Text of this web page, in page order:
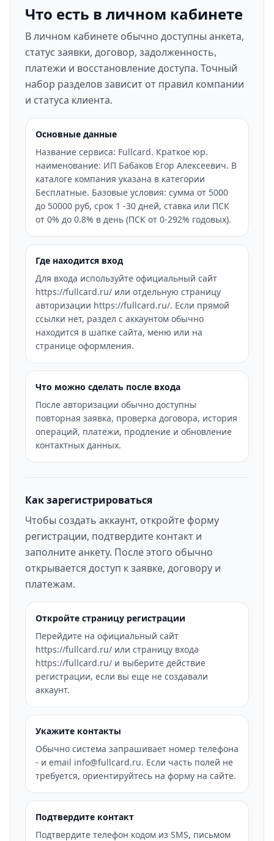
Что есть в личном кабинете
В личном кабинете обычно доступны анкета,
статус заявки, договор, задолженность,
платежи и восстановление доступа. Точный
набор разделов зависит от правил компании
и статуса клиента.
Основные данные
Название сервиса: Fullcard. Краткое юр.
наименование: ИП Бабаков Егор Алексеевич. В
каталоге компания указана в категории
Бесплатные. Базовые условия: сумма от 5000
до 50000 руб, срок 1 -30 дней, ставка или ПСК
от 0% до 0.8% в день (ПСК от 0-292% годовых).
Где находится вход
Для входа используйте официальный сайт
https://fullcard.ru/ или отдельную страницу
авторизации https://fullcard.ru/. Если прямой
ссылки нет, раздел с аккаунтом обычно
находится в шапке сайта, меню или на
странице оформления.
Что можно сделать после входа
После авторизации обычно доступны
повторная заявка, проверка договора, история
операций, платежи, продление и обновление
контактных данных.
Как зарегистрироваться
Чтобы создать аккаунт, откройте форму
регистрации, подтвердите контакт и
заполните анкету. После этого обычно
открывается доступ к заявке, договору и
платежам.
Откройте страницу регистрации
Перейдите на официальный сайт
https://fullcard.ru/ или страницу входа
https://fullcard.ru/ и выберите действие
регистрации, если вы еще не создавали
аккаунт.
Укажите контакты
Обычно система запрашивает номер телефона
- и email info@fullcard.ru. Если часть полей не
требуется, ориентируйтесь на форму на сайте.
Подтвердите контакт
Подтвердите телефон кодом из SMS, письмом